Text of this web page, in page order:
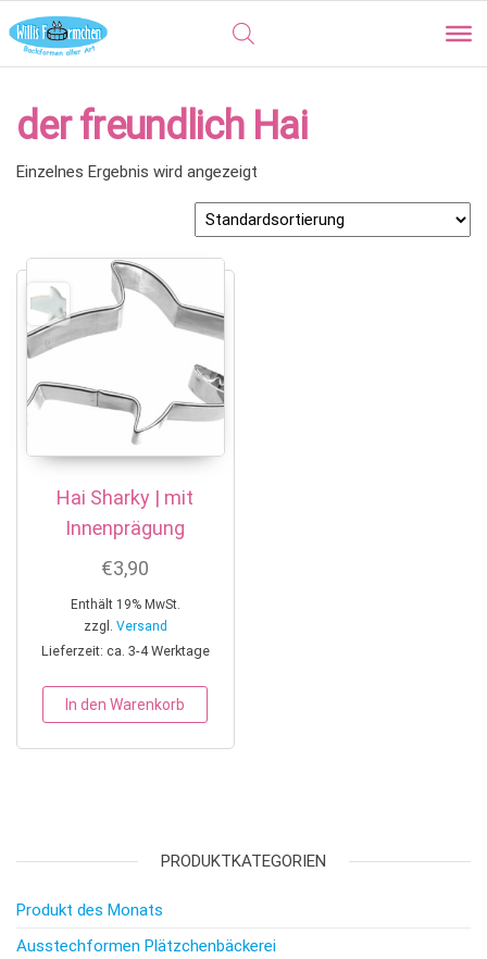
der freundlich Hai
Einzelnes Ergebnis wird angezeigt
Hai Sharky | mit
Innenprägung
€3,90
Enthält 19% MwSt.
zzgl. Versand
Lieferzeit: ca. 3-4 Werktage
In den Warenkorb
PRODUKTKATEGORIEN
Produkt des Monats
Ausstechformen Plätzchenbäckerei